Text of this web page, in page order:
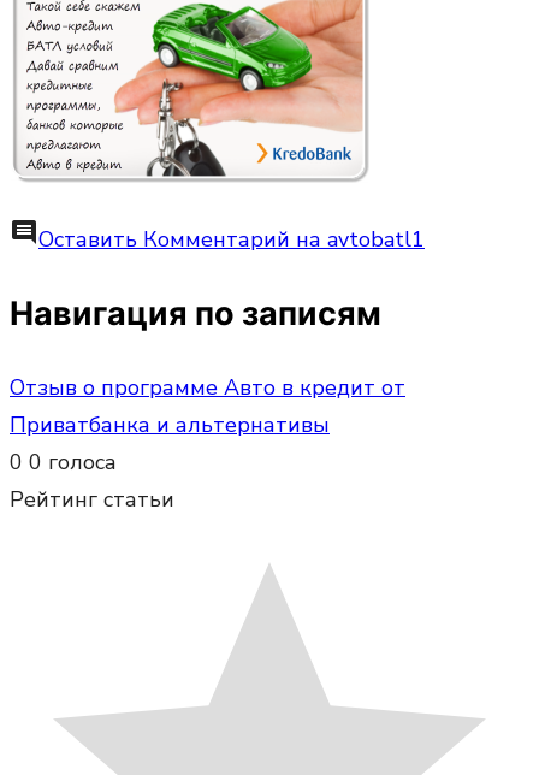
commentОставить Комментарий на avtobatl1
Навигация по записям
Отзыв о программе Авто в кредит от
Приватбанка и альтернативы
0 0 голоса
Рейтинг статьи